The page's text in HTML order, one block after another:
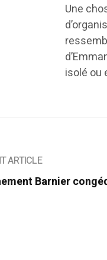
Une
isolé ou
ARTICLE
Barnier